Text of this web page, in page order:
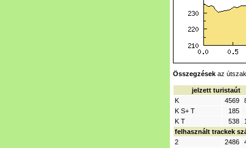
Összegzések az
jelzett turistaút
K
4569
K S+ T
185
K T
538
felhasznált trackek
2
2486